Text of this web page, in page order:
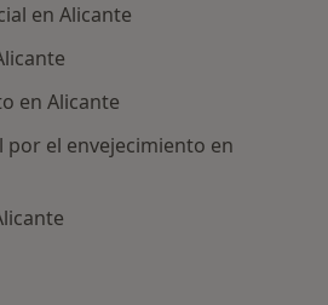
en Alicante
en Alicante
por el envejecimiento en